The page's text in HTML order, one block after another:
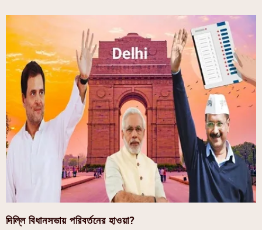
দিল্লি বিধানসভায় পরিবর্তনের হাওয়া?